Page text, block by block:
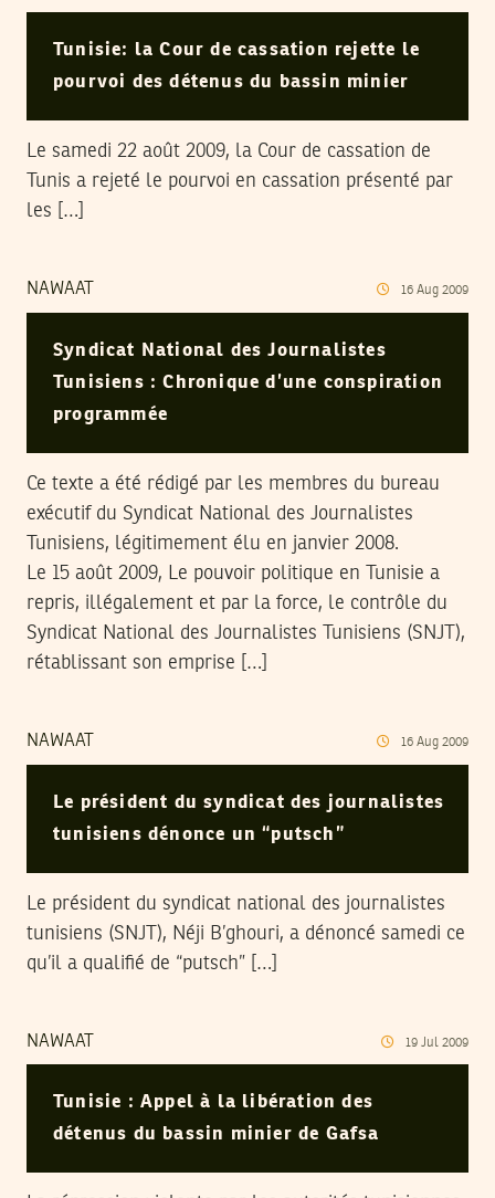
Tunisie: la Cour de cassation rejette le
pourvoi des détenus du bassin minier
Le samedi 22 août 2009, la Cour de cassation de
Tunis a rejeté le pourvoi en cassation présenté par
les […]
NAWAAT 16 Aug 2009
Syndicat National des Journalistes
Tunisiens : Chronique d’une conspiration
programmée
Ce texte a été rédigé par les membres du bureau
exécutif du Syndicat National des Journalistes
Tunisiens, légitimement élu en janvier 2008.
Le 15 août 2009, Le pouvoir politique en Tunisie a
repris, illégalement et par la force, le contrôle du
Syndicat National des Journalistes Tunisiens (SNJT),
rétablissant son emprise […]
NAWAAT 16 Aug 2009
Le président du syndicat des journalistes
tunisiens dénonce un “putsch”
Le président du syndicat national des journalistes
tunisiens (SNJT), Néji B’ghouri, a dénoncé samedi ce
qu’il a qualifié de “putsch” […]
NAWAAT 19 Jul 2009
Tunisie : Appel à la libération des
détenus du bassin minier de Gafsa